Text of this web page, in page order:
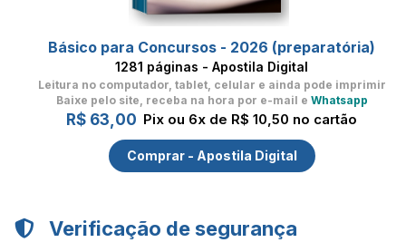
Básico para Concursos - 2026 (preparatória)
1281 páginas - Apostila Digital
Leitura no computador, tablet, celular e ainda pode imprimir
Baixe pelo site, receba na hora por e-mail e Whatsapp
R$ 63,00 Pix ou 6x de R$ 10,50 no cartão
Comprar - Apostila Digital
Verificação de segurança